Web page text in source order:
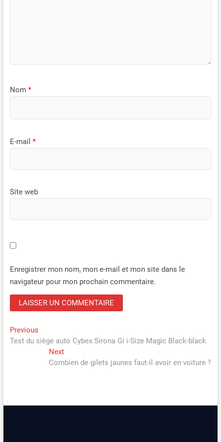
Nom *
E-mail *
Site web
Enregistrer mon nom, mon e-mail et mon site dans le
navigateur pour mon prochain commentaire.
Navigation
de
PreviousPrevious
post:
Test du siège auto Cybex Sirona Gi i-Size Magic Black-black
NextNext
post:
Combien de gilets jaunes faut-il avoir en voiture ?